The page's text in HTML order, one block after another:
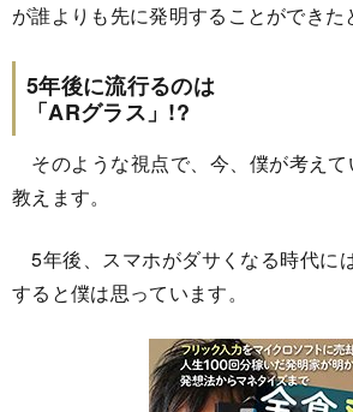
が誰よりも先に発明することができた
5年後に流行るのは
「ARグラス」!?
そのような視点で、今、僕が考えて
教えます。
5年後、スマホがダサくなる時代に
すると僕は思っています。